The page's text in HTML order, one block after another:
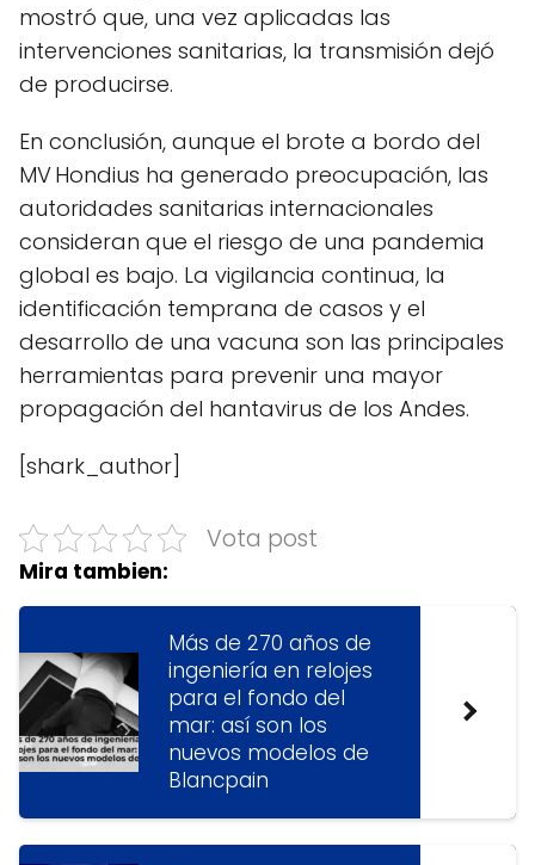
mostró que, una vez aplicadas las
intervenciones sanitarias, la transmisión dejó
de producirse.
En conclusión, aunque el brote a bordo del
MV Hondius ha generado preocupación, las
autoridades sanitarias internacionales
consideran que el riesgo de una pandemia
global es bajo. La vigilancia continua, la
identificación temprana de casos y el
desarrollo de una vacuna son las principales
herramientas para prevenir una mayor
propagación del hantavirus de los Andes.
[shark_author]
Vota post
Mira tambien:
Más de 270 años de
ingeniería en relojes
para el fondo del
mar: así son los
nuevos modelos de
Blancpain